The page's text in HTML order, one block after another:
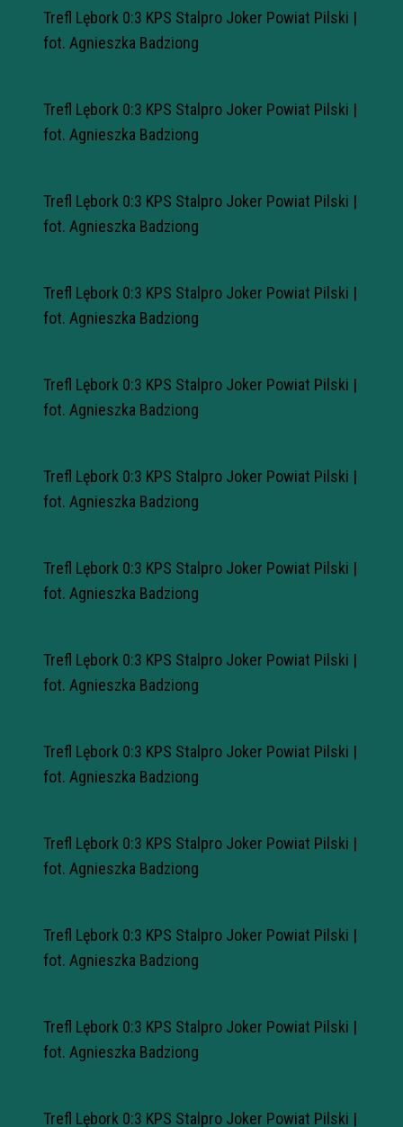
Trefl Lębork 0:3 KPS Stalpro Joker Powiat Pilski |
fot. Agnieszka Badziong
Trefl Lębork 0:3 KPS Stalpro Joker Powiat Pilski |
fot. Agnieszka Badziong
Trefl Lębork 0:3 KPS Stalpro Joker Powiat Pilski |
fot. Agnieszka Badziong
Trefl Lębork 0:3 KPS Stalpro Joker Powiat Pilski |
fot. Agnieszka Badziong
Trefl Lębork 0:3 KPS Stalpro Joker Powiat Pilski |
fot. Agnieszka Badziong
Trefl Lębork 0:3 KPS Stalpro Joker Powiat Pilski |
fot. Agnieszka Badziong
Trefl Lębork 0:3 KPS Stalpro Joker Powiat Pilski |
fot. Agnieszka Badziong
Trefl Lębork 0:3 KPS Stalpro Joker Powiat Pilski |
fot. Agnieszka Badziong
Trefl Lębork 0:3 KPS Stalpro Joker Powiat Pilski |
fot. Agnieszka Badziong
Trefl Lębork 0:3 KPS Stalpro Joker Powiat Pilski |
fot. Agnieszka Badziong
Trefl Lębork 0:3 KPS Stalpro Joker Powiat Pilski |
fot. Agnieszka Badziong
Trefl Lębork 0:3 KPS Stalpro Joker Powiat Pilski |
fot. Agnieszka Badziong
Trefl Lębork 0:3 KPS Stalpro Joker Powiat Pilski |